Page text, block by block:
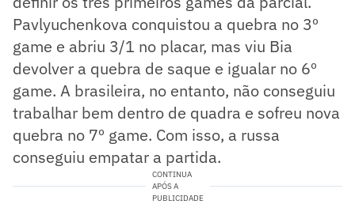
Pavlyuchenkova conquistou a quebra no 3º
game e abriu 3/1 no placar, mas viu Bia
devolver a quebra de saque e igualar no 6º
game. A brasileira, no entanto, não conseguiu
trabalhar bem dentro de quadra e sofreu nova
quebra no 7º game. Com isso, a russa
conseguiu empatar a partida.
CONTINUA
APÓS A
PUBLICIDADE